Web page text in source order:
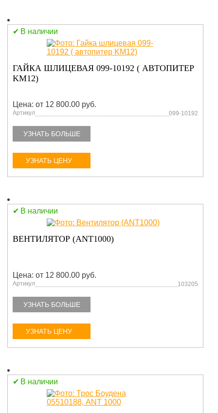
В наличии
ГАЙКА ШЛИЦЕВАЯ 099-10192 ( АВТОПИТЕР
KM12)
Цена: от 12 800.00 руб.
Артикул 099-10192
УЗНАТЬ БОЛЬШЕ
УЗНАТЬ ЦЕНУ
В наличии
ВЕНТИЛЯТОР (ANT1000)
Цена: от 12 800.00 руб.
Артикул 103205
УЗНАТЬ БОЛЬШЕ
УЗНАТЬ ЦЕНУ
В наличии